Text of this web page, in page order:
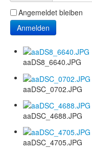
Angemeldet bleiben
Anmelden
aaDS8_6640.JPG
aaDSC_0702.JPG
aaDSC_4688.JPG
aaDSC_4705.JPG